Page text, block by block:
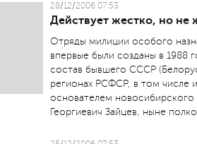
28/12/2006 07:53
Действует жестко, но не
Отряды милиции особого
впервые были созданы в 1988
состав бывшего СССР
регионах РСФСР, в том числе
основателем
Георгиевич Зайцев, ныне